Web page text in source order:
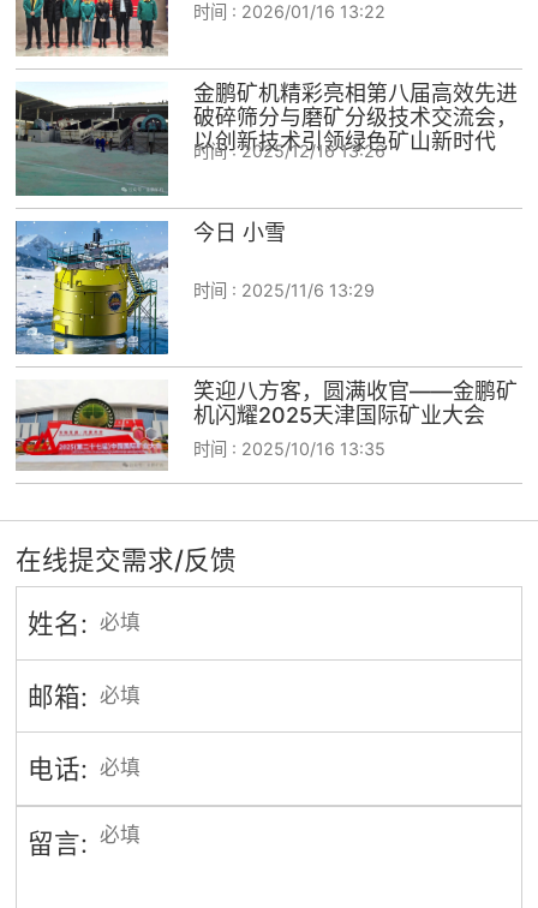
时间 : 2026/01/16 13:22
金鹏矿机精彩亮相第八届高效先进
破碎筛分与磨矿分级技术交流会，
以创新技术引领绿色矿山新时代
时间 :2025/12/16 13:26
今日 小雪
时间 : 2025/11/6 13:29
笑迎八方客，圆满收官——金鹏矿
机闪耀2025天津国际矿业大会
时间 : 2025/10/16 13:35
在线提交需求/反馈
姓名:
邮箱:
电话:
留言: